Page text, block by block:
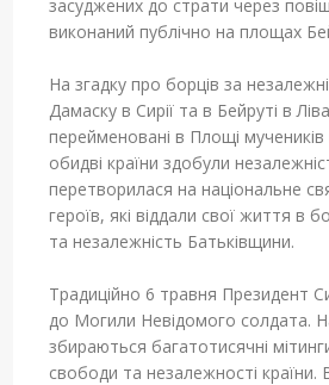
засуджених до страти через
виконаний публічно на площах
На згадку про борців за
Дамаску в Сирії та в Бейруті в
перейменовані в Площі мучеників
обидві країни здобули
перетворилася на національне
героїв, які віддали свої життя в
та незалежність Батьківщини.
Традиційно 6 травня Президент
до Могили Невідомого солдата.
збираються багатотисячні
свободи та незалежності країни.